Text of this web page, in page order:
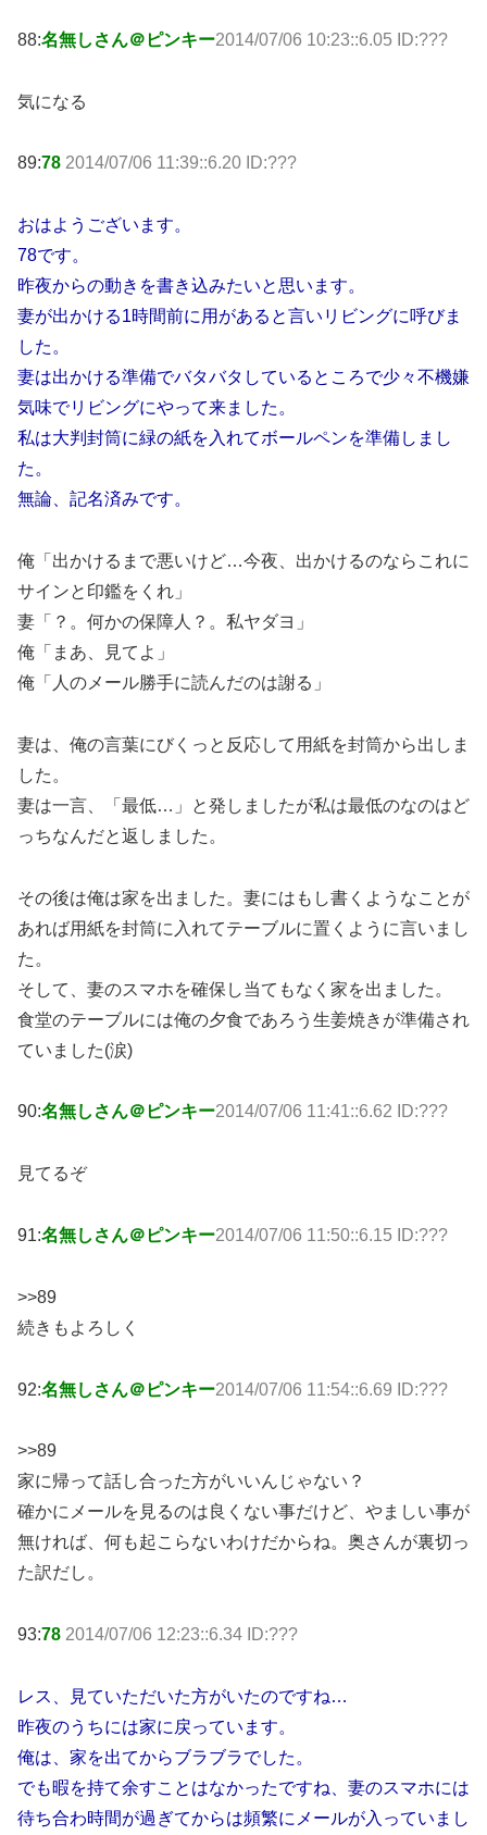
88:名無しさん＠ピンキー2014/07/06 10:23::6.05 ID:???
気になる
89:78 2014/07/06 11:39::6.20 ID:???
おはようございます。
78です。
昨夜からの動きを書き込みたいと思います。
妻が出かける1時間前に用があると言いリビングに呼びま
した。
妻は出かける準備でバタバタしているところで少々不機嫌
気味でリビングにやって来ました。
私は大判封筒に緑の紙を入れてボールペンを準備しまし
た。
無論、記名済みです。
俺「出かけるまで悪いけど…今夜、出かけるのならこれに
サインと印鑑をくれ」
妻「？。何かの保障人？。私ヤダヨ」
俺「まあ、見てよ」
俺「人のメール勝手に読んだのは謝る」
妻は、俺の言葉にびくっと反応して用紙を封筒から出しま
した。
妻は一言、「最低…」と発しましたが私は最低のなのはど
っちなんだと返しました。
その後は俺は家を出ました。妻にはもし書くようなことが
あれば用紙を封筒に入れてテーブルに置くように言いまし
た。
そして、妻のスマホを確保し当てもなく家を出ました。
食堂のテーブルには俺の夕食であろう生姜焼きが準備され
ていました(涙)
90:名無しさん＠ピンキー2014/07/06 11:41::6.62 ID:???
見てるぞ
91:名無しさん＠ピンキー2014/07/06 11:50::6.15 ID:???
>>89
続きもよろしく
92:名無しさん＠ピンキー2014/07/06 11:54::6.69 ID:???
>>89
家に帰って話し合った方がいいんじゃない？
確かにメールを見るのは良くない事だけど、やましい事が
無ければ、何も起こらないわけだからね。奥さんが裏切っ
た訳だし。
93:78 2014/07/06 12:23::6.34 ID:???
レス、見ていただいた方がいたのですね…
昨夜のうちには家に戻っています。
俺は、家を出てからブラブラでした。
でも暇を持て余すことはなかったですね、妻のスマホには
待ち合わ時間が過ぎてからは頻繁にメールが入っていまし